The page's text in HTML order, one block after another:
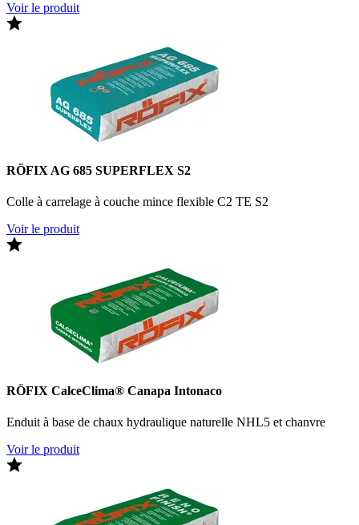
Voir le produit
RÖFIX AG 685 SUPERFLEX S2
Colle à carrelage à couche mince flexible C2 TE S2
Voir le produit
RÖFIX CalceClima® Canapa Intonaco
Enduit à base de chaux hydraulique naturelle NHL5 et chanvre
Voir le produit